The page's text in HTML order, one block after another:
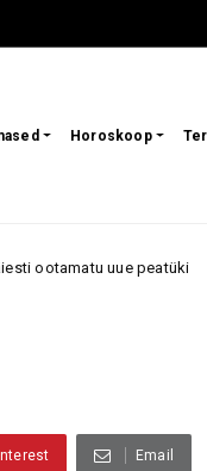
Horoskoop
uue peatüki
Email